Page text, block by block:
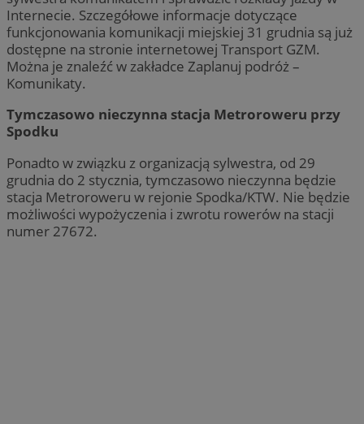
Internecie. Szczegółowe informacje dotyczące
funkcjonowania komunikacji miejskiej 31 grudnia są już
dostępne na stronie internetowej Transport GZM.
Można je znaleźć w zakładce Zaplanuj podróż –
Komunikaty.
Tymczasowo nieczynna stacja Metroroweru przy
Spodku
Ponadto w związku z organizacją sylwestra, od 29
grudnia do 2 stycznia, tymczasowo nieczynna będzie
stacja Metroroweru w rejonie Spodka/KTW. Nie będzie
możliwości wypożyczenia i zwrotu rowerów na stacji
numer 27672.